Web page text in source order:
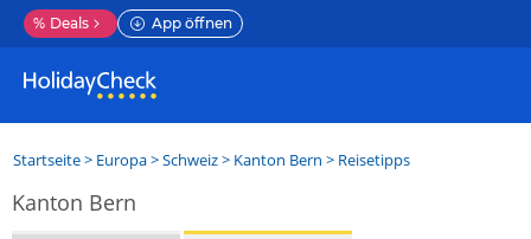
% Deals App öffnen
Startseite> Europa>Schweiz> Kanton Bern > Reisetipps
Kanton Bern